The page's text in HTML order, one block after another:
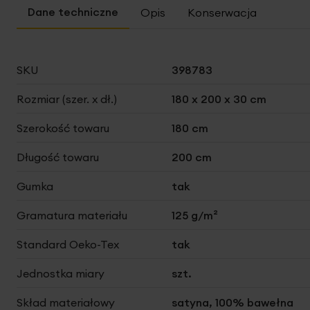
Opis Konserwacja
Więcej
SKU 398783
Rozmiar (szer. x dł.) 180 x 200 x 30 cm
Szerokość towaru 180 cm
Długość towaru 200 cm
Gumka tak
Gramatura materiału 125 g/m²
Standard Oeko-Tex tak
Jednostka miary szt.
Skład materiałowy satyna, 100% bawełna